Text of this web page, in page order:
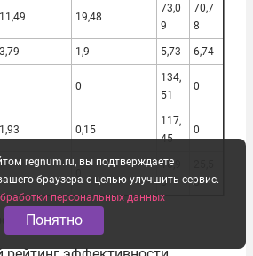
19,48
73,0
9
70,7
8
1,9 5,73 6,74
0
134,
51
0
0,15
117,
45
0
10,9
5
5
regnum.ru, вы подтверждаете
браузера с целью улучшить сервис.
персональных данных
Понятно